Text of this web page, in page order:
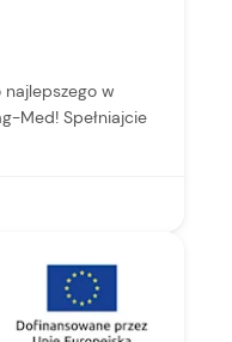
najlepszego w
Med! Spełniajcie